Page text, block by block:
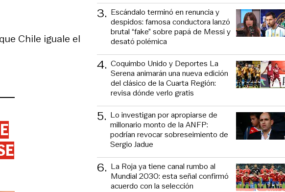
Chile iguale el
3. Escándalo terminó en renuncia y
despidos: famosa conductora lanzó
brutal “fake” sobre papá de Messi y
desató polémica
4. Coquimbo Unido y Deportes La
Serena animarán una nueva edición
del clásico de la Cuarta Región:
revisa dónde verlo gratis
5. Lo investigan por apropiarse de
millonario monto de la ANFP:
podrían revocar sobreseimiento de
Sergio Jadue
6. La Roja ya tiene canal rumbo al
Mundial 2030: esta señal confirmó
acuerdo con la selección